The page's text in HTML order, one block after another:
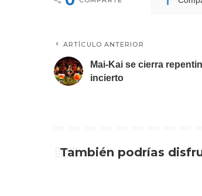
ARTÍCULO ANTERIOR
Mai-Kai se cierra
incierto
También podrías